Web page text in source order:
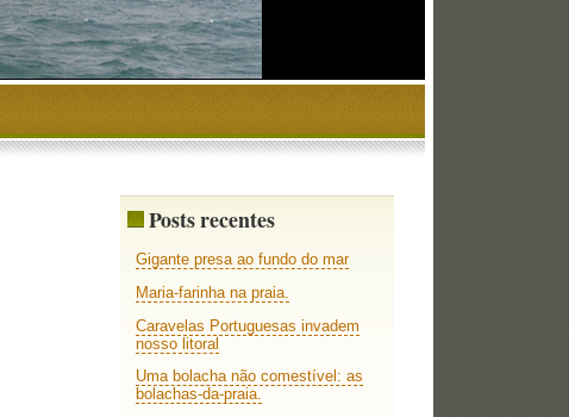
Posts recentes
Gigante presa ao fundo do mar
Maria-farinha na praia.
Caravelas Portuguesas invadem
nosso litoral
Uma bolacha não comestível: as
bolachas-da-praia.